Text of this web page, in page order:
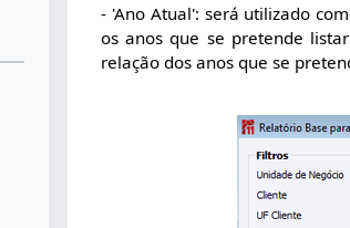
- 'Ano Atual': será utilizado
os anos que se pretende
relação dos anos que se